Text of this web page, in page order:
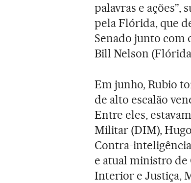
palavras e ações”,
pela Flórida, que
Senado junto com
Bill Nelson
Em junho, Rubio
de alto escalão
Entre eles,
Militar (DIM),
Contra-
e atual ministro de
Interior e Justiça,